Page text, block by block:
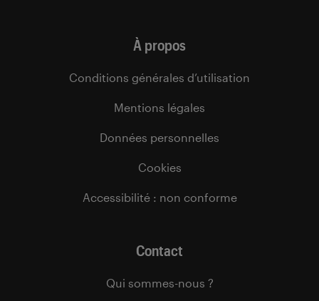
À propos
Conditions générales d’utilisation
Mentions légales
Données personnelles
Cookies
Accessibilité : non conforme
Contact
Qui sommes-nous ?